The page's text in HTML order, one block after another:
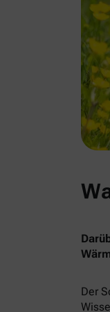
Der